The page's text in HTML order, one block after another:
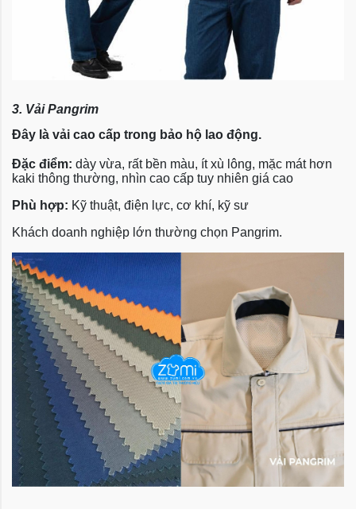
3. Vải Pangrim
Đây là vải cao cấp trong bảo hộ lao động.
Đặc điểm: dày vừa, rất bền màu, ít xù lông, mặc mát hơn
kaki thông thường, nhìn cao cấp tuy nhiên giá cao
Phù hợp: Kỹ thuật, điện lực, cơ khí, kỹ sư
Khách doanh nghiệp lớn thường chọn Pangrim.